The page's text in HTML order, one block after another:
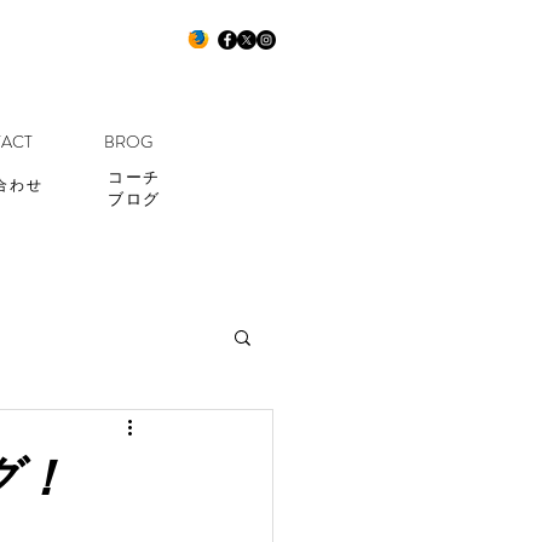
BROG
わせ
コーチ
ブログ